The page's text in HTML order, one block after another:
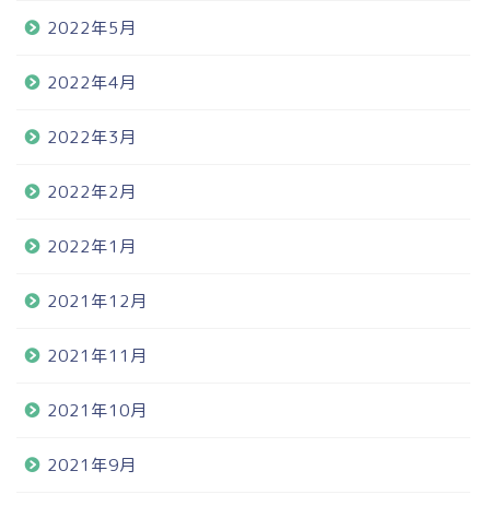
2022年5月
2022年4月
2022年3月
2022年2月
2022年1月
2021年12月
2021年11月
2021年10月
2021年9月